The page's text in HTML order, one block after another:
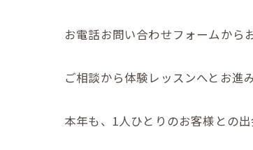
お電話お問い合わせフォームから
ご相談から体験レッスンへとお進
本年も、1人ひとりのお客様との